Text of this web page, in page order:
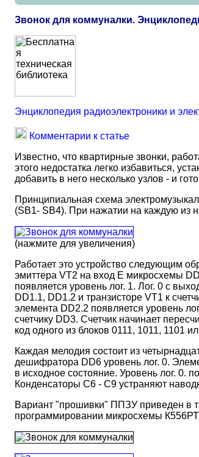
Звонок для коммуналки.
Энциклопедия радиоэлектроники и
Комментарии к статье
Известно, что квартирные звонки,
этого недостатка легко избавиться,
добавить в него несколько узлов - и
Принципиальная схема
(SB1- SB4). При нажатии на каждую из
(нажмите для увеличения)
Работает это устройство следующим
эмиттера VT2 на вход Е микросхемы
появляется уровень лог. 1. Лог. 0 с
DD1.1, DD1.2 и транзисторе VT1 к
элемента DD2.2 появляется уровень
счетчику DD3. Счетчик начинает
код одного из блоков 0111, 1011, 1101
Каждая мелодия состоит из
дешифратора DD6 уровень лог. 0.
в исходное состояние. Уровень лог. 0.
Конденсаторы С6 - С9 устраняют
Вариант "прошивки" ППЗУ приведен в
программировании микросхемы